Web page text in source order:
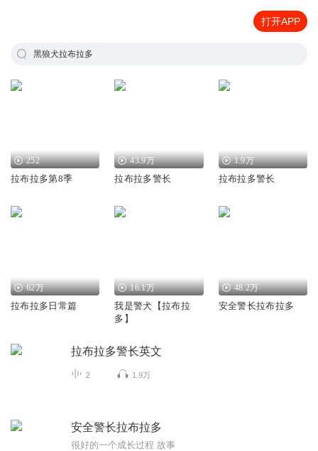
打开APP
黑狼犬拉布拉多
252
拉布拉多第8季
43.9万
拉布拉多警长
1.9万
拉布拉多警长
62万
拉布拉多日常篇
16.1万
我是警犬【拉布拉
多】
48.2万
安全警长拉布拉多
拉布拉多警长英文
2 1.9万
安全警长拉布拉多
很好的一个成长过程 故事